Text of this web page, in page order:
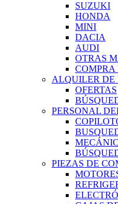
SUZUKI
HONDA
MINI
DACIA
AUDI
OTRAS
COMPRA
ALQUILER DE
OFERTAS
PERSONAL
PIEZAS DE